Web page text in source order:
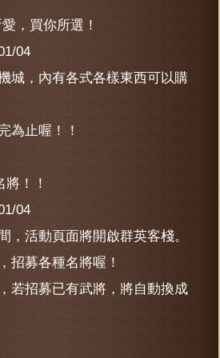
，買你所選！
04
城，內有各式各樣東西可以購
為止喔！！
！！
04
，活動頁面將開啟群英客棧。
招募各種名將喔！
若招募已有武將，將自動換成